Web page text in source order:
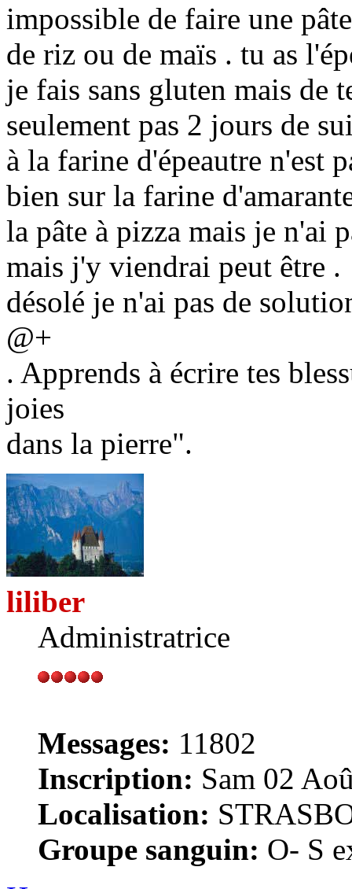
impossible de faire une
de riz ou de maïs . tu as
je fais sans gluten mais de
seulement pas 2 jours de
à la farine d'épeautre n'est
bien sur la farine
la pâte à pizza mais je n'ai
mais j'y viendrai peut être .
désolé je n'ai pas de
@+
. Apprends à écrire tes
joies
dans la pierre".
liliber
Administratrice
Messages: 11802
Inscription: Sam 02
Localisation:
Groupe sanguin: O- S